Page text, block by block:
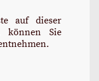
auf dieser
können Sie